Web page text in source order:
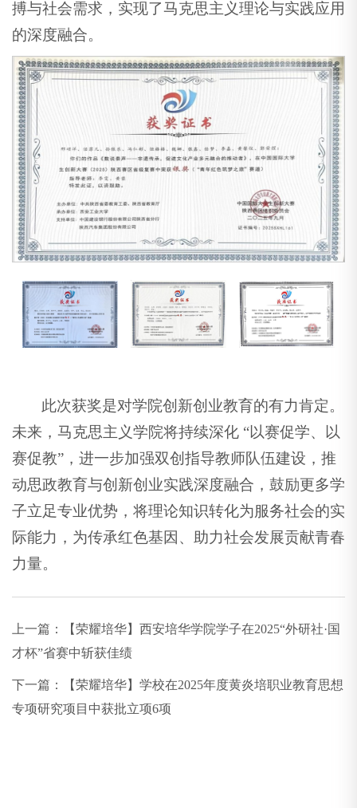
搏与社会需求，实现了马克思主义理论与实践应用
的深度融合。
此次获奖是对学院创新创业教育的有力肯定。
未来，马克思主义学院将持续深化 “以赛促学、以
赛促教”，进一步加强双创指导教师队伍建设，推
动思政教育与创新创业实践深度融合，鼓励更多学
子立足专业优势，将理论知识转化为服务社会的实
际能力，为传承红色基因、助力社会发展贡献青春
力量。
上一篇：
【荣耀培华】西安培华学院学子在2025“外研社·国
才杯”省赛中斩获佳绩
下一篇：
【荣耀培华】学校在2025年度黄炎培职业教育思想
专项研究项目中获批立项6项